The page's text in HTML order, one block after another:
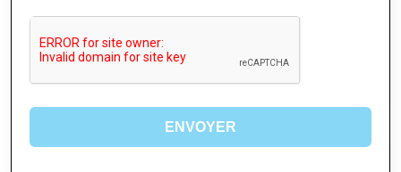
ENVOYER